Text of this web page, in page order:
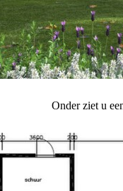
Onder ziet u